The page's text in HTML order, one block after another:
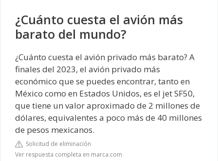
¿Cuánto cuesta el avión más
barato del mundo?
¿Cuánto cuesta el avión privado más barato? A
finales del 2023, el avión privado más
económico que se puedes encontrar, tanto en
México como en Estados Unidos, es el jet SF50,
que tiene un valor aproximado de 2 millones de
dólares, equivalentes a poco más de 40 millones
de pesos mexicanos.
Solicitud de eliminación
Ver respuesta completa en marca.com